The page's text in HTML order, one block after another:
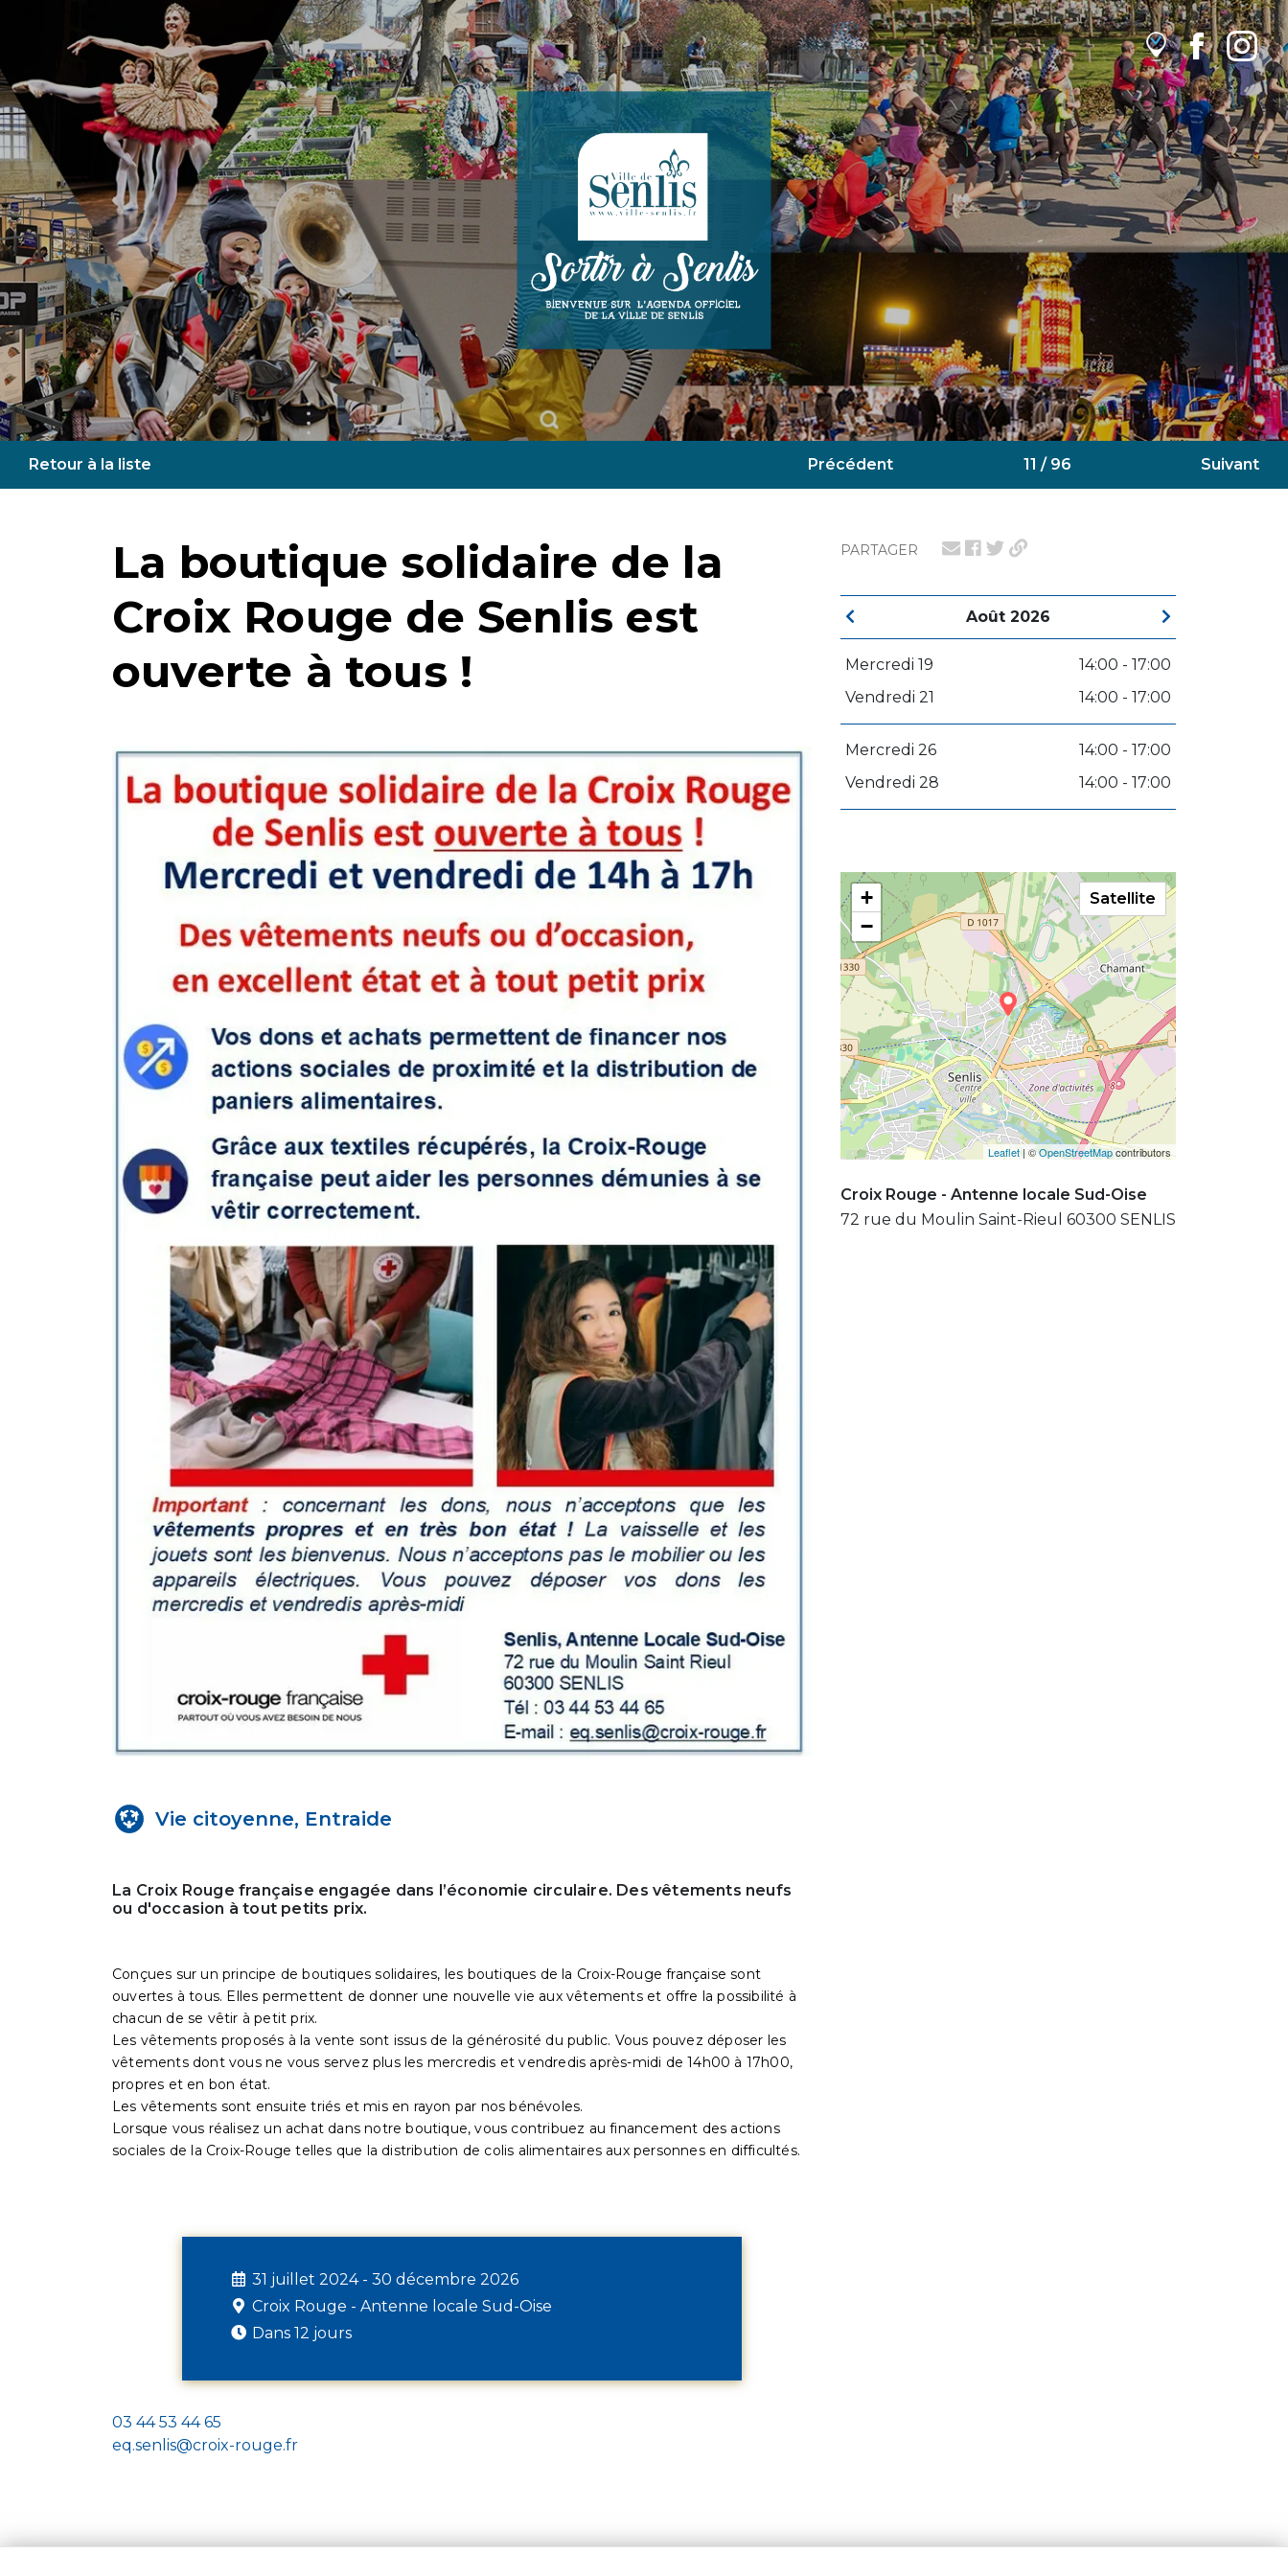
Retour à la liste Précédent 11 / 96 Suivant
PARTAGER
Août 2026
Mercredi 19
14:00 - 17:00
Vendredi 21
14:00 - 17:00
Mercredi 26
14:00 - 17:00
Vendredi 28
14:00 - 17:00
+
−
Leaflet| ©OpenStreetMapcontributors
Satellite
Croix Rouge - Antenne locale Sud-Oise
72 rue du Moulin Saint-Rieul 60300 SENLIS
La boutique solidaire de la
Croix Rouge de Senlis est
ouverte à tous !
Vie citoyenne, Entraide
La Croix Rouge française engagée dans l’économie circulaire. Des vêtements neufs
ou d'occasion à tout petits prix.
Conçues sur un principe de boutiques solidaires, les boutiques de la Croix-Rouge française sont
ouvertes à tous. Elles permettent de donner une nouvelle vie aux vêtements et offre la possibilité à
chacun de se vêtir à petit prix.
Les vêtements proposés à la vente sont issus de la générosité du public. Vous pouvez déposer les
vêtements dont vous ne vous servez plus les mercredis et vendredis après-midi de 14h00 à 17h00,
propres et en bon état.
Les vêtements sont ensuite triés et mis en rayon par nos bénévoles.
Lorsque vous réalisez un achat dans notre boutique, vous contribuez au financement des actions
sociales de la Croix-Rouge telles que la distribution de colis alimentaires aux personnes en difficultés.
31 juillet 2024 - 30 décembre 2026
Croix Rouge - Antenne locale Sud-Oise
Dans 12 jours
03 44 53 44 65
eq.senlis@croix-rouge.fr